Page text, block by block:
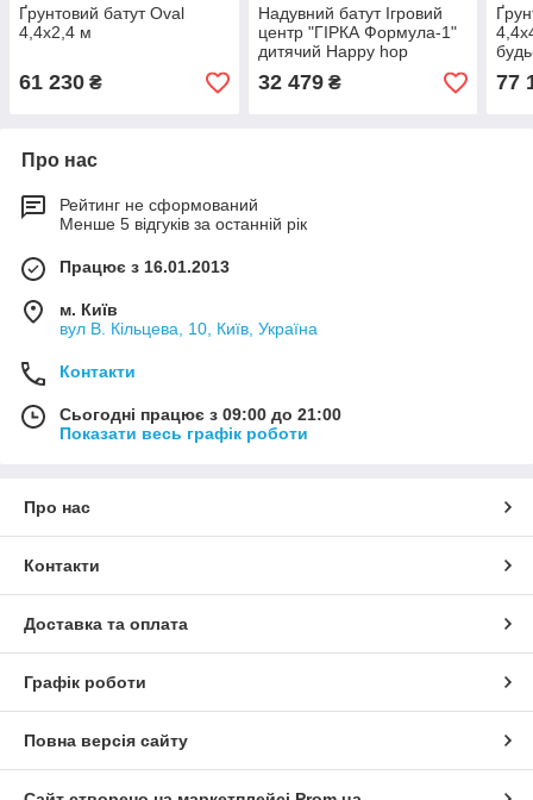
Ґрунтовий батут Oval
4,4х2,4 м
61 230 ₴
Надувний батут Ігровий
центр "ГІРКА Формула-1"
дитячий Happy hop
32 479₴ 77
Про нас
Рейтинг не сформований
Менше 5 відгуків за останній рік
Працює з 16.01.2013
м. Київ
вул В. Кільцева, 10, Київ, Україна
Контакти
Сьогодні працює з 09:00 до 21:00
Показати весь графік роботи
Про нас
Контакти
Доставка та оплата
Графік роботи
Повна версія сайту